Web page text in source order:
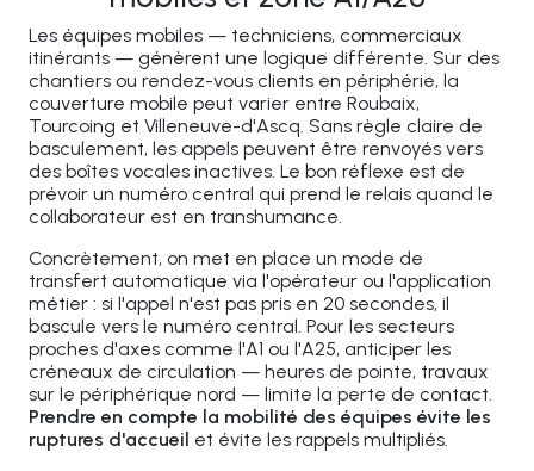
Les équipes mobiles — techniciens, commerciaux
itinérants — génèrent une logique différente. Sur des
chantiers ou rendez-vous clients en périphérie, la
couverture mobile peut varier entre Roubaix,
Tourcoing et Villeneuve-d'Ascq. Sans règle claire de
basculement, les appels peuvent être renvoyés vers
des boîtes vocales inactives. Le bon réflexe est de
prévoir un numéro central qui prend le relais quand le
collaborateur est en transhumance.
Concrètement, on met en place un mode de
transfert automatique via l'opérateur ou l'application
métier : si l'appel n'est pas pris en 20 secondes, il
bascule vers le numéro central. Pour les secteurs
proches d'axes comme l'A1 ou l'A25, anticiper les
créneaux de circulation — heures de pointe, travaux
sur le périphérique nord — limite la perte de contact.
Prendre en compte la mobilité des équipes évite les
ruptures d'accueil et évite les rappels multipliés.